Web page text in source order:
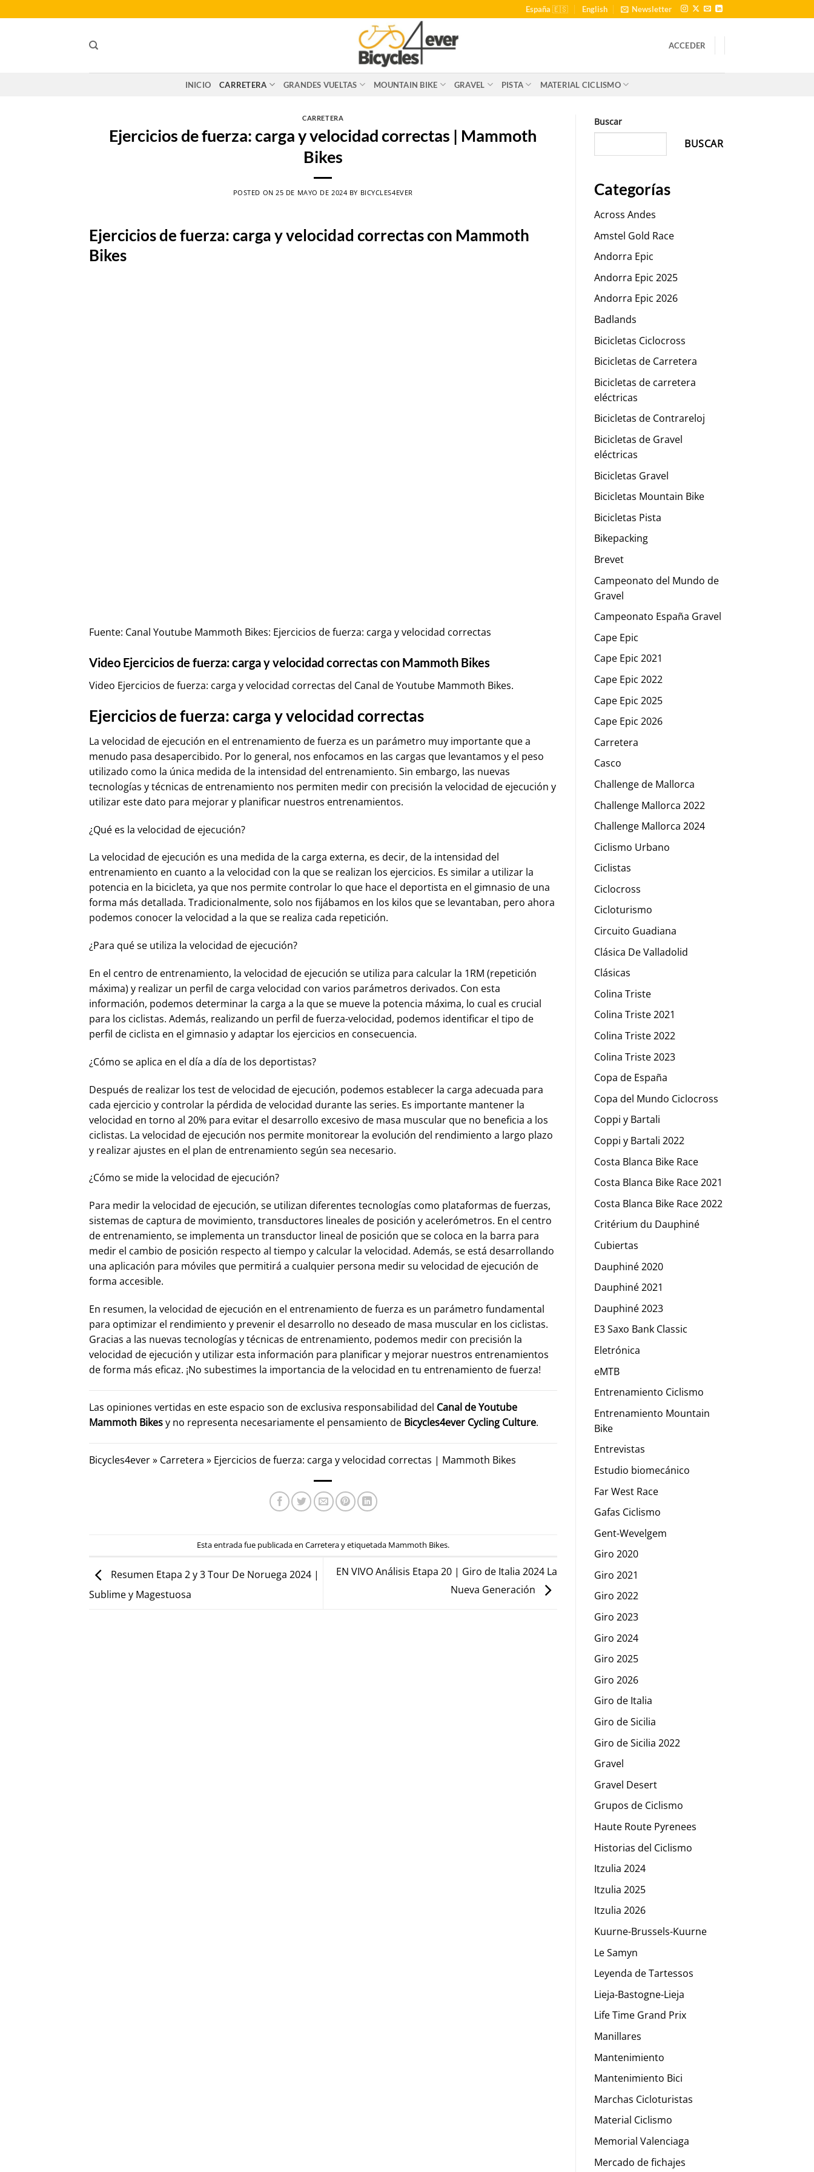
al
España 🇪🇸 English Newsletter
ACCEDER
INICIO CARRETERA GRANDES VUELTAS MOUNTAIN BIKE GRAVEL PISTA MATERIAL CICLISMO
CARRETERA
Ejercicios de fuerza: carga y velocidad correctas | Mammoth
Bikes
POSTED ON 25 DE MAYO DE 2024 BY BICYCLES4EVER
Ejercicios de fuerza: carga y velocidad correctas con Mammoth
Bikes
Fuente: Canal Youtube Mammoth Bikes: Ejercicios de fuerza: carga y velocidad correctas
Video Ejercicios de fuerza: carga y velocidad correctas con Mammoth Bikes
Video Ejercicios de fuerza: carga y velocidad correctas del Canal de Youtube Mammoth Bikes.
Ejercicios de fuerza: carga y velocidad correctas
La velocidad de ejecución en el entrenamiento de fuerza es un parámetro muy importante que a
menudo pasa desapercibido. Por lo general, nos enfocamos en las cargas que levantamos y el peso
utilizado como la única medida de la intensidad del entrenamiento. Sin embargo, las nuevas
tecnologías y técnicas de entrenamiento nos permiten medir con precisión la velocidad de ejecución y
utilizar este dato para mejorar y planificar nuestros entrenamientos.
¿Qué es la velocidad de ejecución?
La velocidad de ejecución es una medida de la carga externa, es decir, de la intensidad del
entrenamiento en cuanto a la velocidad con la que se realizan los ejercicios. Es similar a utilizar la
potencia en la bicicleta, ya que nos permite controlar lo que hace el deportista en el gimnasio de una
forma más detallada. Tradicionalmente, solo nos fijábamos en los kilos que se levantaban, pero ahora
podemos conocer la velocidad a la que se realiza cada repetición.
¿Para qué se utiliza la velocidad de ejecución?
En el centro de entrenamiento, la velocidad de ejecución se utiliza para calcular la 1RM (repetición
máxima) y realizar un perfil de carga velocidad con varios parámetros derivados. Con esta
información, podemos determinar la carga a la que se mueve la potencia máxima, lo cual es crucial
para los ciclistas. Además, realizando un perfil de fuerza-velocidad, podemos identificar el tipo de
perfil de ciclista en el gimnasio y adaptar los ejercicios en consecuencia.
¿Cómo se aplica en el día a día de los deportistas?
Después de realizar los test de velocidad de ejecución, podemos establecer la carga adecuada para
cada ejercicio y controlar la pérdida de velocidad durante las series. Es importante mantener la
velocidad en torno al 20% para evitar el desarrollo excesivo de masa muscular que no beneficia a los
ciclistas. La velocidad de ejecución nos permite monitorear la evolución del rendimiento a largo plazo
y realizar ajustes en el plan de entrenamiento según sea necesario.
¿Cómo se mide la velocidad de ejecución?
Para medir la velocidad de ejecución, se utilizan diferentes tecnologías como plataformas de fuerzas,
sistemas de captura de movimiento, transductores lineales de posición y acelerómetros. En el centro
de entrenamiento, se implementa un transductor lineal de posición que se coloca en la barra para
medir el cambio de posición respecto al tiempo y calcular la velocidad. Además, se está desarrollando
una aplicación para móviles que permitirá a cualquier persona medir su velocidad de ejecución de
forma accesible.
En resumen, la velocidad de ejecución en el entrenamiento de fuerza es un parámetro fundamental
para optimizar el rendimiento y prevenir el desarrollo no deseado de masa muscular en los ciclistas.
Gracias a las nuevas tecnologías y técnicas de entrenamiento, podemos medir con precisión la
velocidad de ejecución y utilizar esta información para planificar y mejorar nuestros entrenamientos
de forma más eficaz. ¡No subestimes la importancia de la velocidad en tu entrenamiento de fuerza!
Las opiniones vertidas en este espacio son de exclusiva responsabilidad del Canal de Youtube
Mammoth Bikesy no representa necesariamente el pensamiento de Bicycles4ever Cycling Culture.
Bicycles4ever» Carretera » Ejercicios de fuerza: carga y velocidad correctas | Mammoth Bikes
Esta entrada fue publicada en Carreteray etiquetada Mammoth Bikes.
Resumen Etapa 2 y 3 Tour De Noruega 2024 |
Sublime y Magestuosa
EN VIVO Análisis Etapa 20 | Giro de Italia 2024 La
Nueva Generación
Buscar
BUSCAR
Categorías
Across Andes
Amstel Gold Race
Andorra Epic
Andorra Epic 2025
Andorra Epic 2026
Badlands
Bicicletas Ciclocross
Bicicletas de Carretera
Bicicletas de carretera
eléctricas
Bicicletas de Contrareloj
Bicicletas de Gravel
eléctricas
Bicicletas Gravel
Bicicletas Mountain Bike
Bicicletas Pista
Bikepacking
Brevet
Campeonato del Mundo de
Gravel
Campeonato España Gravel
Cape Epic
Cape Epic 2021
Cape Epic 2022
Cape Epic 2025
Cape Epic 2026
Carretera
Casco
Challenge de Mallorca
Challenge Mallorca 2022
Challenge Mallorca 2024
Ciclismo Urbano
Ciclistas
Ciclocross
Cicloturismo
Circuito Guadiana
Clásica De Valladolid
Clásicas
Colina Triste
Colina Triste 2021
Colina Triste 2022
Colina Triste 2023
Copa de España
Copa del Mundo Ciclocross
Coppi y Bartali
Coppi y Bartali 2022
Costa Blanca Bike Race
Costa Blanca Bike Race 2021
Costa Blanca Bike Race 2022
Critérium du Dauphiné
Cubiertas
Dauphiné 2020
Dauphiné 2021
Dauphiné 2023
E3 Saxo Bank Classic
Eletrónica
eMTB
Entrenamiento Ciclismo
Entrenamiento Mountain
Bike
Entrevistas
Estudio biomecánico
Far West Race
Gafas Ciclismo
Gent-Wevelgem
Giro 2020
Giro 2021
Giro 2022
Giro 2023
Giro 2024
Giro 2025
Giro 2026
Giro de Italia
Giro de Sicilia
Giro de Sicilia 2022
Gravel
Gravel Desert
Grupos de Ciclismo
Haute Route Pyrenees
Historias del Ciclismo
Itzulia 2024
Itzulia 2025
Itzulia 2026
Kuurne-Brussels-Kuurne
Le Samyn
Leyenda de Tartessos
Lieja-Bastogne-Lieja
Life Time Grand Prix
Manillares
Mantenimiento
Mantenimiento Bici
Marchas Cicloturistas
Material Ciclismo
Memorial Valenciaga
Mercado de fichajes